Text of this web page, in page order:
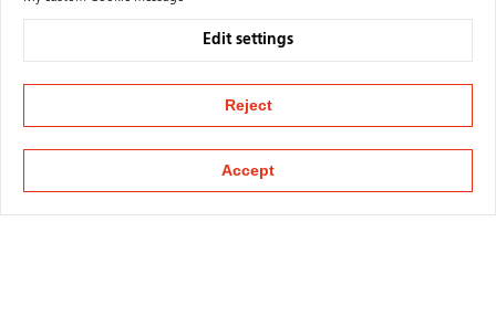
Edit settings
Reject
Accept